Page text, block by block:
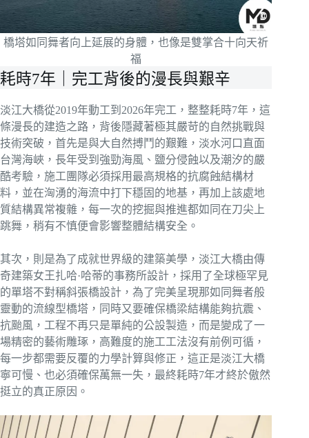
橋塔如同舞者向上延展的身體，也像是雙掌合十向天祈
福
耗時7年｜完工背後的漫長與艱辛
淡江大橋從2019年動工到2026年完工，整整耗時7年，這
條漫長的建造之路，背後隱藏著極其嚴苛的自然挑戰與
技術突破，首先是與大自然搏鬥的艱難，淡水河口直面
台灣海峽，長年受到強勁海風、鹽分侵蝕以及潮汐的嚴
酷考驗，施工團隊必須採用最高規格的抗腐蝕結構材
料，並在洶湧的海流中打下穩固的地基，再加上該處地
質結構異常複雜，每一次的挖掘與推進都如同在刀尖上
跳舞，稍有不慎便會影響整體結構安全。
其次，則是為了成就世界級的建築美學，淡江大橋由傳
奇建築女王扎哈·哈蒂的事務所設計，採用了全球極罕見
的單塔不對稱斜張橋設計，為了完美呈現那如同舞者般
靈動的流線型橋塔，同時又要確保橋梁結構能夠抗震、
抗颱風，工程不再只是單純的公設製造，而是變成了一
場精密的藝術雕琢，高難度的施工工法沒有前例可循，
每一步都需要反覆的力學計算與修正，這正是淡江大橋
寧可慢、也必須確保萬無一失，最終耗時7年才終於傲然
挺立的真正原因。